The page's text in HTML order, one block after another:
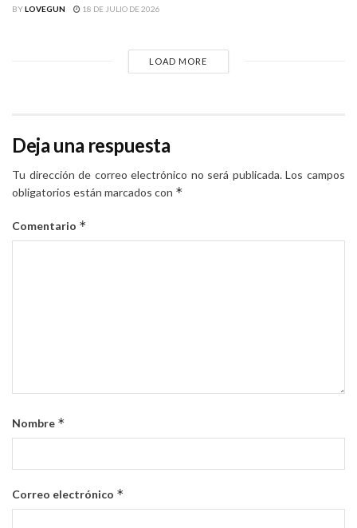
BYLOVEGUN 18 DE JULIO DE 2026
LOAD MORE
Deja una respuesta
Tu dirección de correo electrónico no será publicada. Los campos
obligatorios están marcados con *
Comentario *
Nombre *
Correo electrónico *